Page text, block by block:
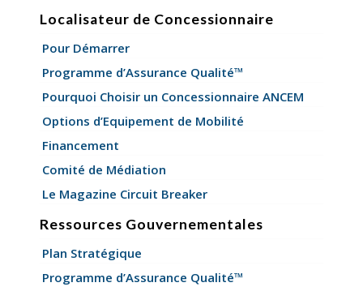
Localisateur de Concessionnaire
Pour Démarrer
Programme d’Assurance Qualité™
Pourquoi Choisir un Concessionnaire ANCEM
Options d’Equipement de Mobilité
Financement
Comité de Médiation
Le Magazine Circuit Breaker
Ressources Gouvernementales
Plan Stratégique
Programme d’Assurance Qualité™